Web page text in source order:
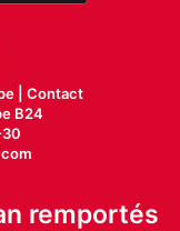
| Contact
B24
remportés